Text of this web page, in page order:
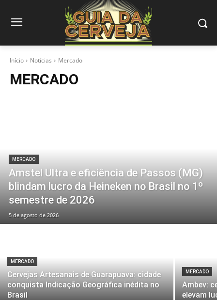
Início Notícias Mercado
MERCADO
MERCADO
Amstel Ultra e eficiência de Passos (MG)
blindam lucro da Heineken no Brasil no 1º
semestre de 2026
5 de agosto de 2026
MERCADO
Cervejas Artesanais de Guarapuava: cidade
conquista Indicação Geográfica inédita no
Brasil
MERCADO
Ambev:
elevam